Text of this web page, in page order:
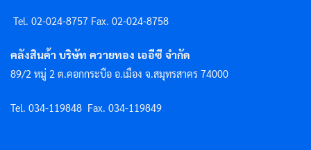
Tel. 02-024-8757 Fax. 02-024-8758
คลังสินค้า บริษัท ควายทอง เออีซี จำกัด
89/2 หมู่ 2 ต.คอกกระบือ อ.เมือง จ.สมุทรสาคร 74000
Tel. 034-119848 Fax. 034-119849